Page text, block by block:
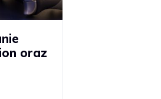
oraz